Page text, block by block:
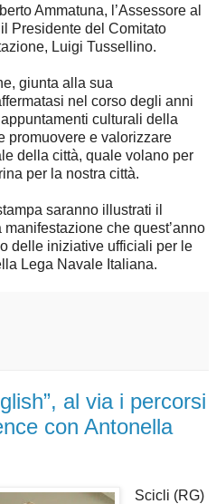
Ammatuna, l’Assessore al
Presidente del Comitato
Luigi Tussellino.
giunta alla sua
nel corso degli anni
culturali della
promuovere e valorizzare
della città, quale volano per
per la nostra città.
saranno illustrati il
che quest’anno
delle iniziative ufficiali per le
Lega Navale Italiana.
al via i percorsi
con Antonella
Scicli (RG)